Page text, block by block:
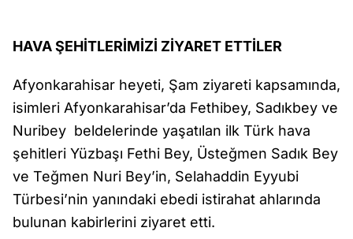
HAVA ŞEHİTLERİMİZİ ZİYARET ETTİLER
Afyonkarahisar heyeti, Şam ziyareti kapsamında,
isimleri Afyonkarahisar’da Fethibey, Sadıkbey ve
Nuribey beldelerinde yaşatılan ilk Türk hava
şehitleri Yüzbaşı Fethi Bey, Üsteğmen Sadık Bey
ve Teğmen Nuri Bey’in, Selahaddin Eyyubi
Türbesi’nin yanındaki ebedi istirahat ahlarında
bulunan kabirlerini ziyaret etti.